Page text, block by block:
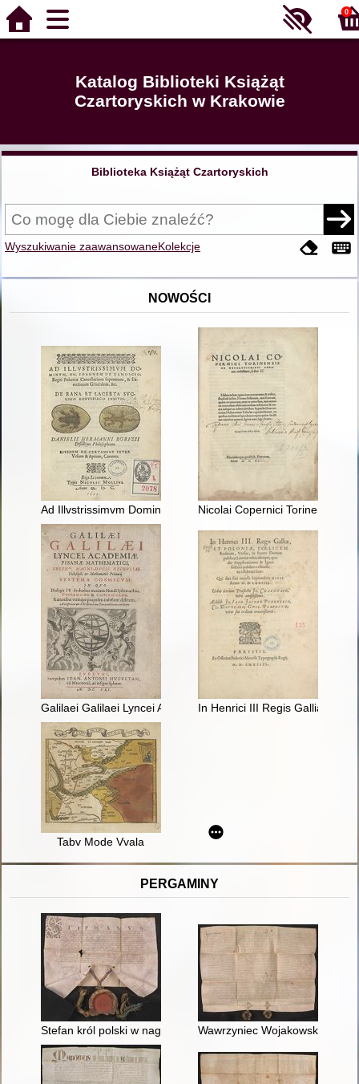
0
Katalog Biblioteki Książąt
Czartoryskich w Krakowie
Biblioteka Książąt Czartoryskich
Wyszukiwanie zaawansowaneKolekcje
NOWOŚCI
Ad Illvstrissimvm Dominvm Dn Joannem de Zamoscio
Nicolai Copernici Torinensis
Galilaei Galilaei Lyncei Academiae Pisanae Mathematici
In Henrici III Regis Galliae &
Tabv Mode Vvala
PERGAMINY
Stefan król polski w nagrodę za zasługi Kaspra Bekiesza de
Wawrzyniec Wojakowski z